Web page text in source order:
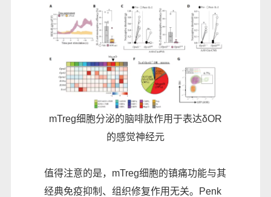
mTreg细胞分泌的脑啡肽作用于表达δOR
的感觉神经元
值得注意的是，mTreg细胞的镇痛功能与其
经典免疫抑制、组织修复作用无关。Penk